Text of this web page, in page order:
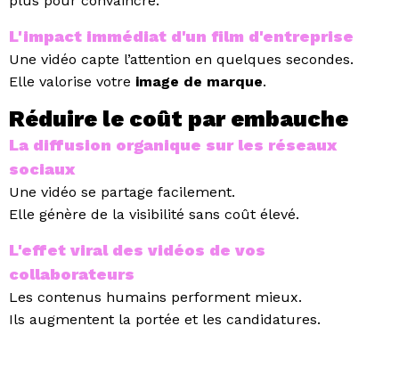
L'impact immédiat d'un film d'entreprise
Une vidéo capte l’attention en quelques secondes.
Elle valorise votre image de marque.
Réduire le coût par embauche
La diffusion organique sur les réseaux
sociaux
Une vidéo se partage facilement.
Elle génère de la visibilité sans coût élevé.
L'effet viral des vidéos de vos
collaborateurs
Les contenus humains performent mieux.
Ils augmentent la portée et les candidatures.